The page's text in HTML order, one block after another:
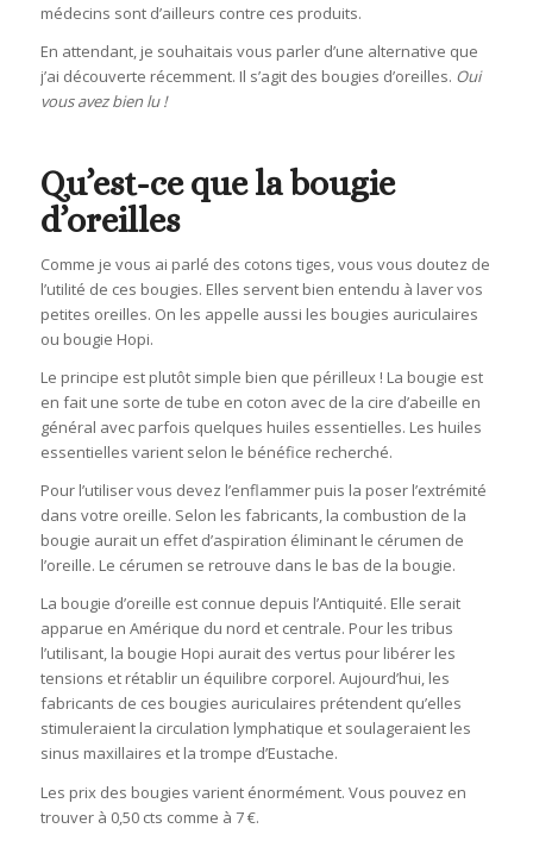
médecins sont d’ailleurs contre ces produits.
En attendant, je souhaitais vous parler d’une alternative que
j’ai découverte récemment. Il s’agit des bougies d’oreilles. Oui
vous avez bien lu !
Qu’est-ce que la bougie
d’oreilles
Comme je vous ai parlé des cotons tiges, vous vous doutez de
l’utilité de ces bougies. Elles servent bien entendu à laver vos
petites oreilles. On les appelle aussi les bougies auriculaires
ou bougie Hopi.
Le principe est plutôt simple bien que périlleux ! La bougie est
en fait une sorte de tube en coton avec de la cire d’abeille en
général avec parfois quelques huiles essentielles. Les huiles
essentielles varient selon le bénéfice recherché.
Pour l’utiliser vous devez l’enflammer puis la poser l’extrémité
dans votre oreille. Selon les fabricants, la combustion de la
bougie aurait un effet d’aspiration éliminant le cérumen de
l’oreille. Le cérumen se retrouve dans le bas de la bougie.
La bougie d’oreille est connue depuis l’Antiquité. Elle serait
apparue en Amérique du nord et centrale. Pour les tribus
l’utilisant, la bougie Hopi aurait des vertus pour libérer les
tensions et rétablir un équilibre corporel. Aujourd’hui, les
fabricants de ces bougies auriculaires prétendent qu’elles
stimuleraient la circulation lymphatique et soulageraient les
sinus maxillaires et la trompe d’Eustache.
Les prix des bougies varient énormément. Vous pouvez en
trouver à 0,50 cts comme à 7 €.